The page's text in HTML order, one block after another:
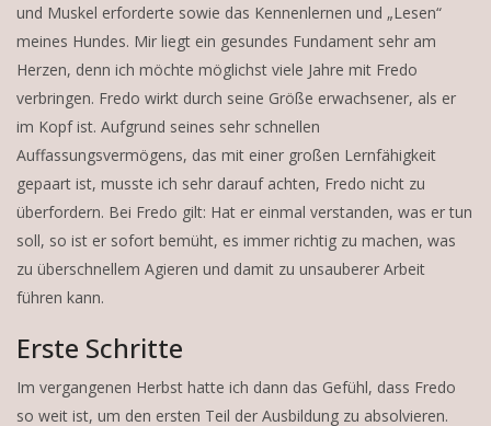
und Muskel erforderte sowie das Kennenlernen und „Lesen“
meines Hundes. Mir liegt ein gesundes Fundament sehr am
Herzen, denn ich möchte möglichst viele Jahre mit Fredo
verbringen. Fredo wirkt durch seine Größe erwachsener, als er
im Kopf ist. Aufgrund seines sehr schnellen
Auffassungsvermögens, das mit einer großen Lernfähigkeit
gepaart ist, musste ich sehr darauf achten, Fredo nicht zu
überfordern. Bei Fredo gilt: Hat er einmal verstanden, was er tun
soll, so ist er sofort bemüht, es immer richtig zu machen, was
zu überschnellem Agieren und damit zu unsauberer Arbeit
führen kann.
Erste Schritte
Im vergangenen Herbst hatte ich dann das Gefühl, dass Fredo
so weit ist, um den ersten Teil der Ausbildung zu absolvieren.